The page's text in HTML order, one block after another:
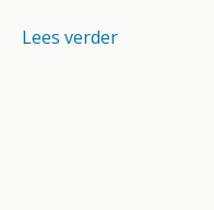
was:
Lees verder